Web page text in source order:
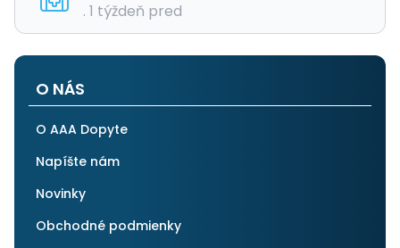
. 1 týždeň pred
O NÁS
O AAA Dopyte
Napíšte nám
Novinky
Obchodné podmienky